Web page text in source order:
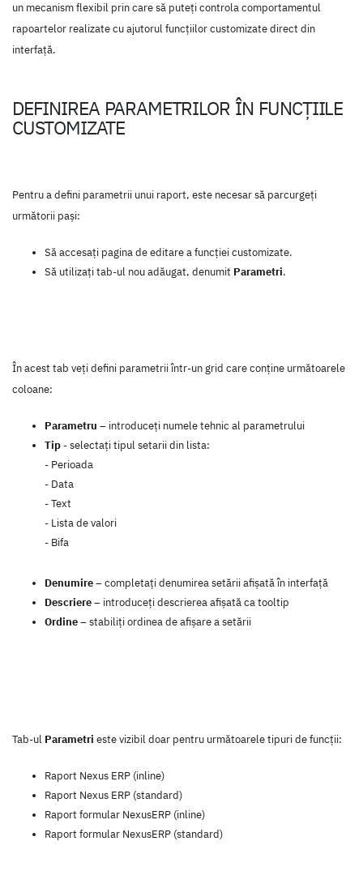
un mecanism flexibil prin care să puteți controla comportamentul
rapoartelor realizate cu ajutorul funcțiilor customizate direct din
interfață.
DEFINIREA PARAMETRILOR ÎN FUNCȚIILE
CUSTOMIZATE
Pentru a defini parametrii unui raport, este necesar să parcurgeți
următorii pași:
Să accesați pagina de editare a funcției customizate.
Să utilizați tab-ul nou adăugat, denumit Parametri.
În acest tab veți defini parametrii într-un grid care conține următoarele
coloane:
Parametru – introduceți numele tehnic al parametrului
Tip- selectați tipul setarii din lista:
- Perioada
- Data
- Text
- Lista de valori
- Bifa
Denumire– completați denumirea setării afișată în interfață
Descriere– introduceți descrierea afișată ca tooltip
Ordine– stabiliți ordinea de afișare a setării
Tab-ul Parametri este vizibil doar pentru următoarele tipuri de funcții:
Raport Nexus ERP (inline)
Raport Nexus ERP (standard)
Raport formular NexusERP (inline)
Raport formular NexusERP (standard)